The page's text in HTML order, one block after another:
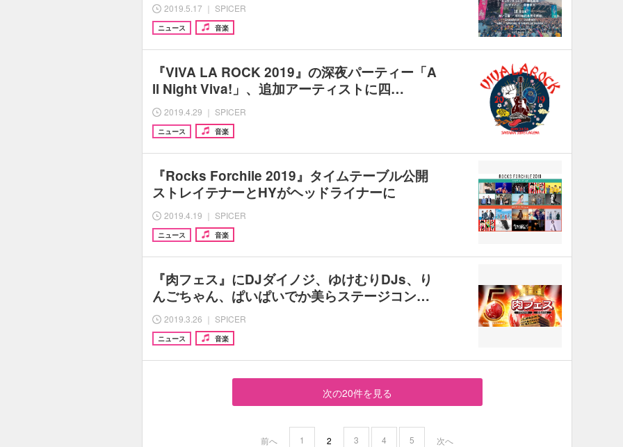
2019.5.17 ｜ SPICER
ニュース 音楽
『VIVA LA ROCK 2019』の深夜パーティー「A
ll Night Viva!」、追加アーティストに四…
2019.4.29 ｜ SPICER
ニュース 音楽
『Rocks Forchile 2019』タイムテーブル公開
ストレイテナーとHYがヘッドライナーに
2019.4.19 ｜ SPICER
ニュース 音楽
『肉フェス』にDJダイノジ、ゆけむりDJs、り
んごちゃん、ぱいぱいでか美らステージコン…
2019.3.26 ｜ SPICER
ニュース 音楽
次の20件を見る
前へ 1 2 3 4 5 次へ